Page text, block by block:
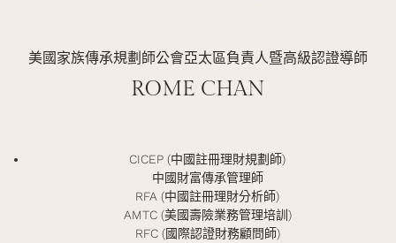
美國家族傳承規劃師公會亞太區負責人暨高級認證導師
ROME CHAN
CICEP (中國註冊理財規劃師)
中國財富傳承管理師
RFA (中國註冊理財分析師)
AMTC (美國壽險業務管理培訓)
RFC (國際認證財務顧問師)